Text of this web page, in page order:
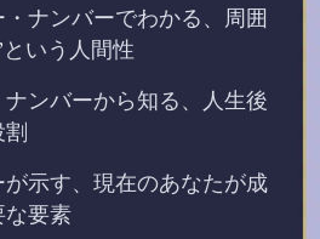
ナンバーでわかる、周囲
いう人間性
ンバーから知る、人生後
示す、現在のあなたが成
な要素